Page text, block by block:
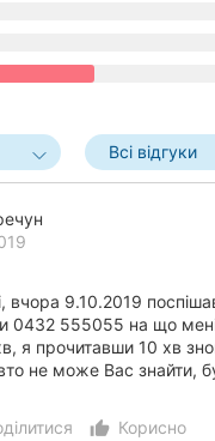
Всі відгуки
вчора 9.10.2019
0432 555055 на що мені
я прочитавши 10 хв
не може Вас знайти,
thumb_up_alt
Корисно